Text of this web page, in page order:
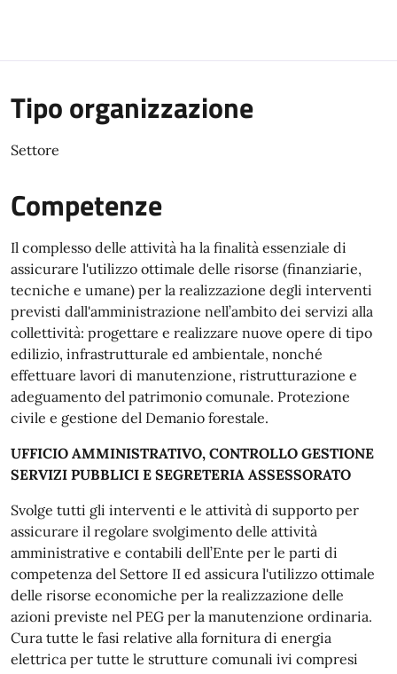
Tipo organizzazione
Settore
Competenze
Il complesso delle attività ha la finalità essenziale di
assicurare l'utilizzo ottimale delle risorse (finanziarie,
tecniche e umane) per la realizzazione degli interventi
previsti dall'amministrazione nell’ambito dei servizi alla
collettività: progettare e realizzare nuove opere di tipo
edilizio, infrastrutturale ed ambientale, nonché
effettuare lavori di manutenzione, ristrutturazione e
adeguamento del patrimonio comunale. Protezione
civile e gestione del Demanio forestale.
UFFICIO AMMINISTRATIVO, CONTROLLO GESTIONE
SERVIZI PUBBLICI E SEGRETERIA ASSESSORATO
Svolge tutti gli interventi e le attività di supporto per
assicurare il regolare svolgimento delle attività
amministrative e contabili dell’Ente per le parti di
competenza del Settore II ed assicura l'utilizzo ottimale
delle risorse economiche per la realizzazione delle
azioni previste nel PEG per la manutenzione ordinaria.
Cura tutte le fasi relative alla fornitura di energia
elettrica per tutte le strutture comunali ivi compresi